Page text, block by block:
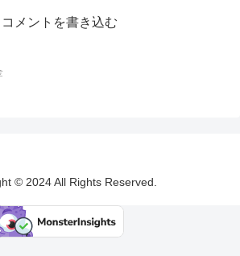
コメントを書き込む
© 2024 All Rights Reserved.